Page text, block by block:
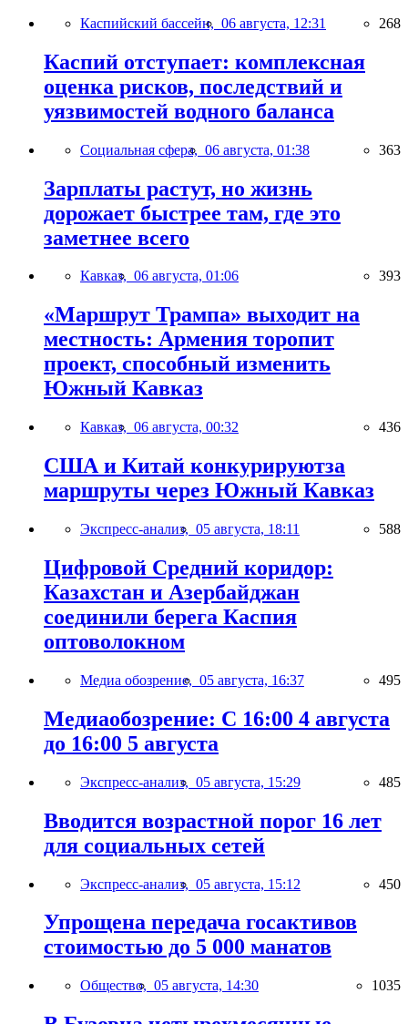
Каспийский бассейн, 06 августа, 12:31 268
Каспий отступает: комплексная
оценка рисков, последствий и
уязвимостей водного баланса
Социальная сфера, 06 августа, 01:38 363
Зарплаты растут, но жизнь
дорожает быстрее там, где это
заметнее всего
Кавказ, 06 августа, 01:06 393
«Маршрут Трампа» выходит на
местность: Армения торопит
проект, способный изменить
Южный Кавказ
Кавказ, 06 августа, 00:32 436
США и Китай конкурируютза
маршруты через Южный Кавказ
Экспресс-анализ, 05 августа, 18:11 588
Цифровой Средний коридор:
Казахстан и Азербайджан
соединили берега Каспия
оптоволокном
Медиа обозрение, 05 августа, 16:37 495
Медиаобозрение: С 16:00 4 августа
до 16:00 5 августа
Экспресс-анализ, 05 августа, 15:29 485
Вводится возрастной порог 16 лет
для социальных сетей
Экспресс-анализ, 05 августа, 15:12 450
Упрощена передача госактивов
стоимостью до 5 000 манатов
Общество, 05 августа, 14:30 1035